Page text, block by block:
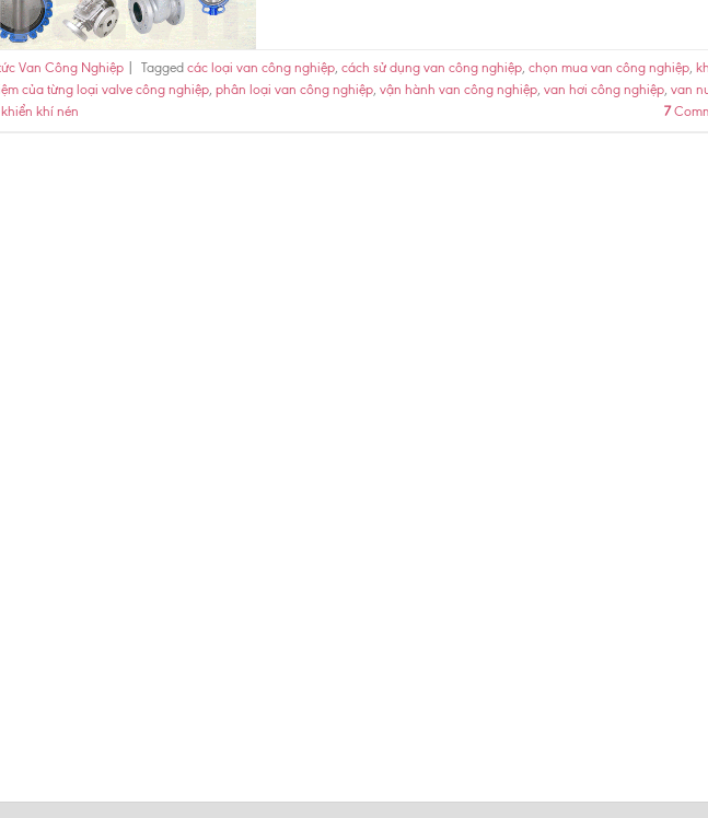
Van Công Nghiệp Tagged các loại van công nghiệp, cách sử dụng van công nghiệp, chọn mua van công nghiệp,
của từng loại valve công nghiệp, phân loại van công nghiệp, vận hành van công nghiệp, van hơi công nghiệp, van
khí nén 7